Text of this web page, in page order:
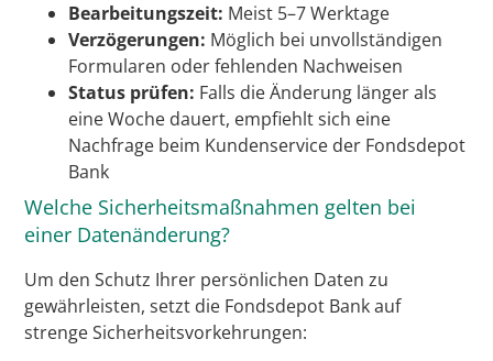
Bearbeitungszeit: Meist 5–7 Werktage
Verzögerungen: Möglich bei unvollständigen
Formularen oder fehlenden Nachweisen
Status prüfen: Falls die Änderung länger als
eine Woche dauert, empfiehlt sich eine
Nachfrage beim Kundenservice der Fondsdepot
Bank
Welche Sicherheitsmaßnahmen gelten bei
einer Datenänderung?
Um den Schutz Ihrer persönlichen Daten zu
gewährleisten, setzt die Fondsdepot Bank auf
strenge Sicherheitsvorkehrungen: